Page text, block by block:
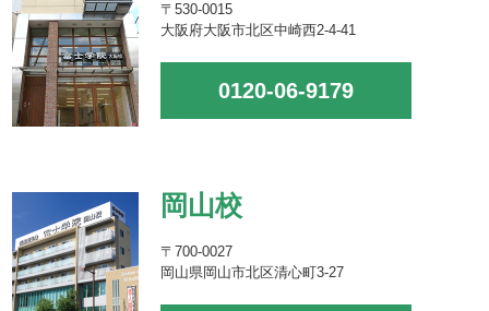
〒530-0015
大阪府大阪市北区中崎西2-4-41
0120-06-9179
岡山校
〒700-0027
岡山県岡山市北区清心町3-27